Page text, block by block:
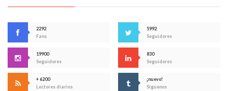
2292
Fans
5992
Seguidores
19900
Seguidores
830
Seguidores
+ 6200
Lectores diarios
¡nuevo!
Síguenos